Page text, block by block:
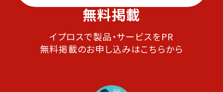
無料掲載
イプロスで製品・サービスをPR
無料掲載のお申し込みはこちらから